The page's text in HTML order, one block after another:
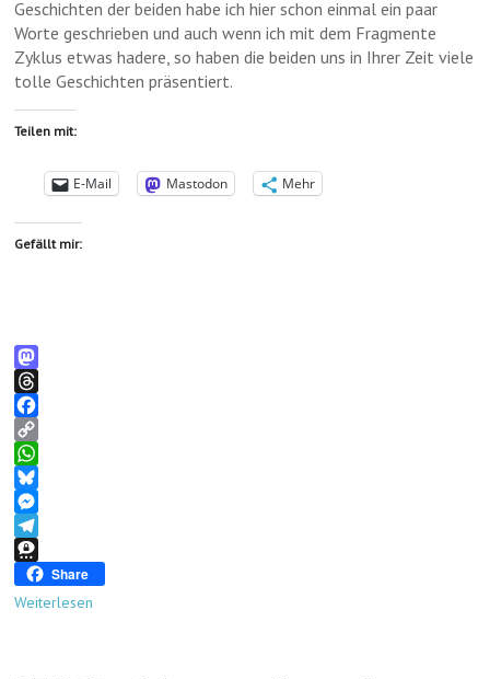
Geschichten der beiden habe ich hier schon einmal ein paar
Worte geschrieben und auch wenn ich mit dem Fragmente
Zyklus etwas hadere, so haben die beiden uns in Ihrer Zeit viele
tolle Geschichten präsentiert.
Teilen mit:
E-Mail Mastodon Mehr
Gefällt mir:
M
a
s
t
o
d
o
n
T
h
r
e
a
d
s
F
a
c
e
b
o
k
C
o
p
y
L
n
W
h
a
t
A
B
l
u
s
M
e
s
T
l
h
Share
Weiterlesen